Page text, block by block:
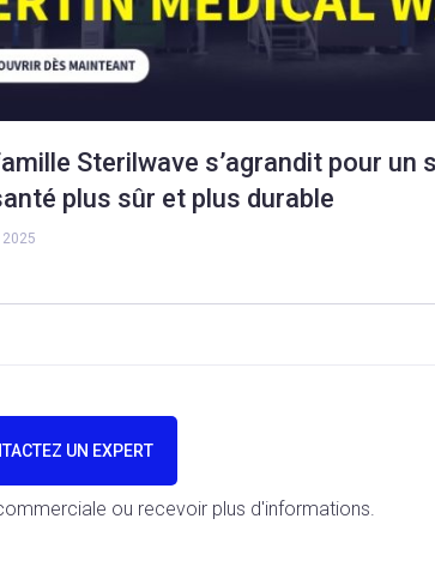
Sterilwave s’agrandit pour un
plus sûr et plus durable
UN EXPERT
ou recevoir plus d'informations.